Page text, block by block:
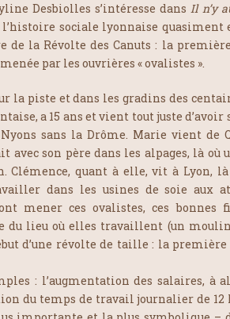
Desbiolles s’intéresse dansIl n’y
sociale lyonnaise quasiment
de la Révolte des Canuts : la
par les ouvrières « ovalistes ».
la piste et dans les gradins des
a 15 ans et vient tout juste d’avoir
sans la Drôme. Marie vient de
son père dans les alpages, là où
quant à elle, vit à Lyon, là
dans les usines de soie aux
mener ces ovalistes, ces bonnes
du lieu où elles travaillent (un
d’une révolte de taille : la première
: l’augmentation des salaires, à
du temps de travail journalier de 12